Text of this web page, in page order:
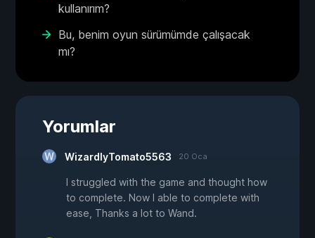
kullanırım?
Bu, benim oyun sürümümde çalışacak
mı?
Yorumlar
WizardlyTomato5563 20 Oca
I struggled with the game and thought how
to complete. Now I able to complete with
ease, Thanks a lot to Wand.